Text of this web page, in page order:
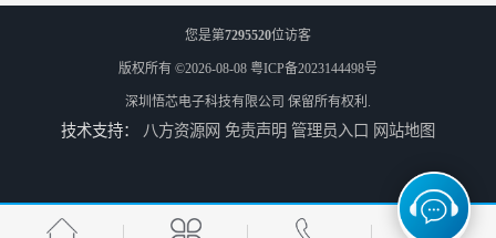
单机片ARM和MCU系列 PN8366ic器件
您是第7295520位访客
版权所有 ©2026-08-08 粤ICP备2023144498号
深圳悟芯电子科技有限公司 保留所有权利.
技术支持： 八方资源网 免责声明 管理员入口 网站地图